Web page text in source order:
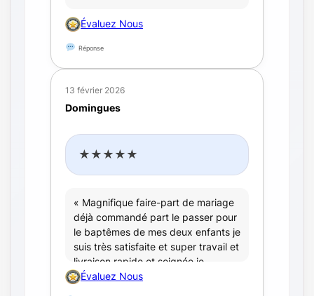
Évaluez Nous
Réponse
13 février 2026
Domingues
★★★★★
« Magnifique faire-part de mariage
déjà commandé part le passer pour
le baptêmes de mes deux enfants je
suis très satisfaite et super travail et
livraison rapide et soignée je
recommande »
Évaluez Nous